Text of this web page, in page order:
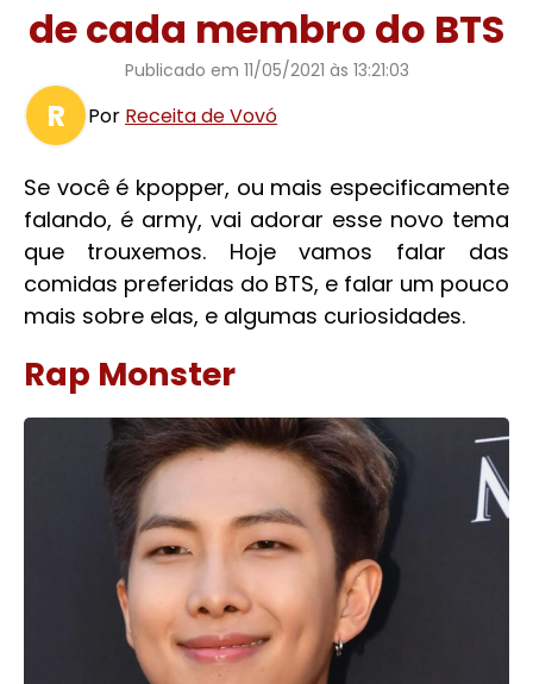
de cada membro do BTS
Publicado em 11/05/2021 às 13:21:03
R Por Receita de Vovó
Se você é kpopper, ou mais especificamente
falando, é army, vai adorar esse novo tema
que trouxemos. Hoje vamos falar das
comidas preferidas do BTS, e falar um pouco
mais sobre elas, e algumas curiosidades.
Rap Monster